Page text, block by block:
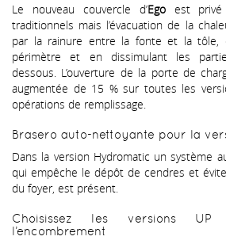
Le nouveau couvercle d’Ego est
traditionnels mais l’évacuation de la
par la rainure entre la fonte et la tôle,
périmètre et en dissimulant les
dessous. L’ouverture de la porte de
augmentée de 15 % sur toutes les
opérations de remplissage.
Brasero auto-nettoyante pour la
Dans la version Hydromatic un système
qui empêche le dépôt de cendres et
du foyer, est présent.
Choisissez les versions
l’encombrement